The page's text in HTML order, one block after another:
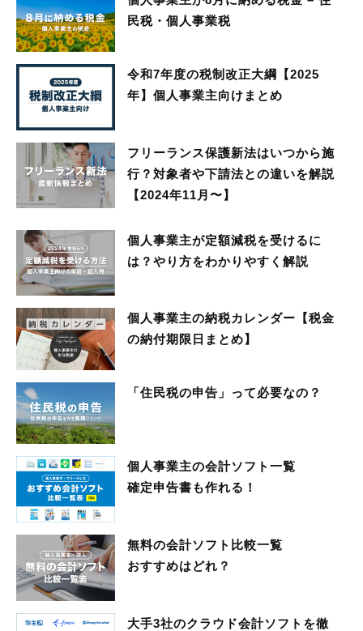
民税・個人事業税
令和7年度の税制改正大綱【2025
年】個人事業主向けまとめ
フリーランス保護新法はいつから施
行？対象者や下請法との違いを解説
【2024年11月〜】
個人事業主が定額減税を受けるに
は？やり方をわかりやすく解説
個人事業主の納税カレンダー【税金
の納付期限日まとめ】
「住民税の申告」って必要なの？
個人事業主の会計ソフト一覧
確定申告書も作れる！
無料の会計ソフト比較一覧
おすすめはどれ？
大手3社のクラウド会計ソフトを徹